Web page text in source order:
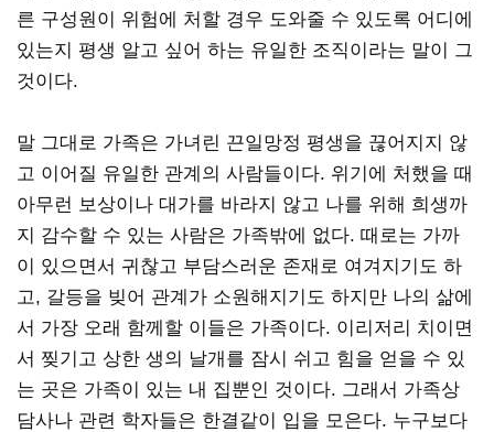
른 구성원이 위험에 처할 경우 도와줄 수 있도록 어디에
있는지 평생 알고 싶어 하는 유일한 조직이라는 말이 그
것이다.
말 그대로 가족은 가녀린 끈일망정 평생을 끊어지지 않
고 이어질 유일한 관계의 사람들이다. 위기에 처했을 때
아무런 보상이나 대가를 바라지 않고 나를 위해 희생까
지 감수할 수 있는 사람은 가족밖에 없다. 때로는 가까
이 있으면서 귀찮고 부담스러운 존재로 여겨지기도 하
고, 갈등을 빚어 관계가 소원해지기도 하지만 나의 삶에
서 가장 오래 함께할 이들은 가족이다. 이리저리 치이면
서 찢기고 상한 생의 날개를 잠시 쉬고 힘을 얻을 수 있
는 곳은 가족이 있는 내 집뿐인 것이다. 그래서 가족상
담사나 관련 학자들은 한결같이 입을 모은다. 누구보다